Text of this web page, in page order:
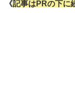
《記事はPRの下に